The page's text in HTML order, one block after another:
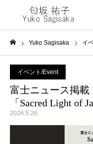
Yuko Sagisaka イ
イベント/Event
富士ニュース掲載
「Sacred Light of
2026.5.26